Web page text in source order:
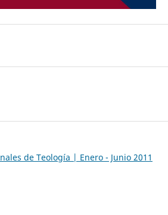
de Teología | Enero - Junio 2011